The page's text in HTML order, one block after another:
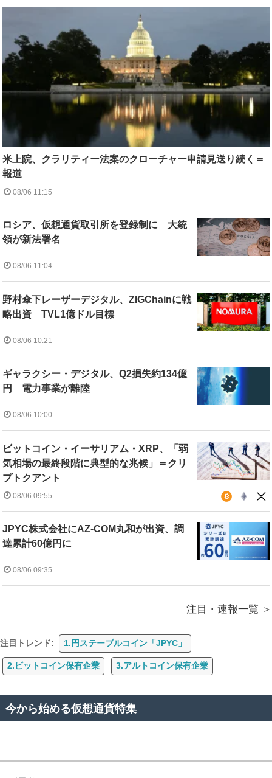
米上院、クラリティー法案のクローチャー申請見送り続く＝
報道
08/06 11:15
ロシア、仮想通貨取引所を登録制に 大統
領が新法署名
08/06 11:04
野村傘下レーザーデジタル、ZIGChainに戦
略出資 TVL1億ドル目標
08/06 10:21
ギャラクシー・デジタル、Q2損失約134億
円 電力事業が離陸
08/06 10:00
ビットコイン・イーサリアム・XRP、「弱
気相場の最終段階に典型的な兆候」＝クリ
プトクアント
08/06 09:55
JPYC株式会社にAZ-COM丸和が出資、調
達累計60億円に
08/06 09:35
注目・速報一覧
注目トレンド: 1.円ステーブルコイン「JPYC」
2.ビットコイン保有企業 3.アルトコイン保有企業
今から始める仮想通貨特集